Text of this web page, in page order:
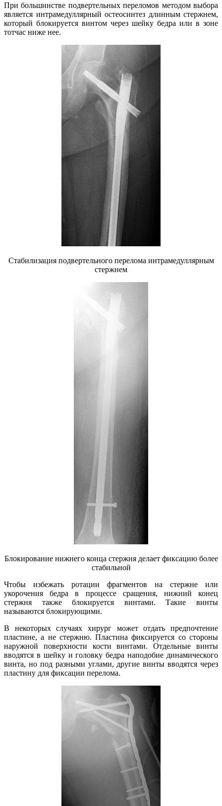
При большинстве подвертельных переломов методом выбора
является интрамедуллярный остеосинтез длинным стержнем,
который блокируется винтом через шейку бедра или в зоне
тотчас ниже нее.
Стабилизация подвертельного перелома интрамедуллярным
стержнем
Блокирование нижнего конца стержня делает фиксацию более
стабильной
Чтобы избежать ротации фрагментов на стержне или
укорочения бедра в процессе сращения, нижний конец
стержня также блокируется винтами. Такие винты
называются блокирующими.
В некоторых случаях хирург может отдать предпочтение
пластине, а не стержню. Пластина фиксируется со стороны
наружной поверхности кости винтами. Отдельные винты
вводятся в шейку и головку бедра наподобие динамического
винта, но под разными углами, другие винты вводятся через
пластину для фиксации перелома.